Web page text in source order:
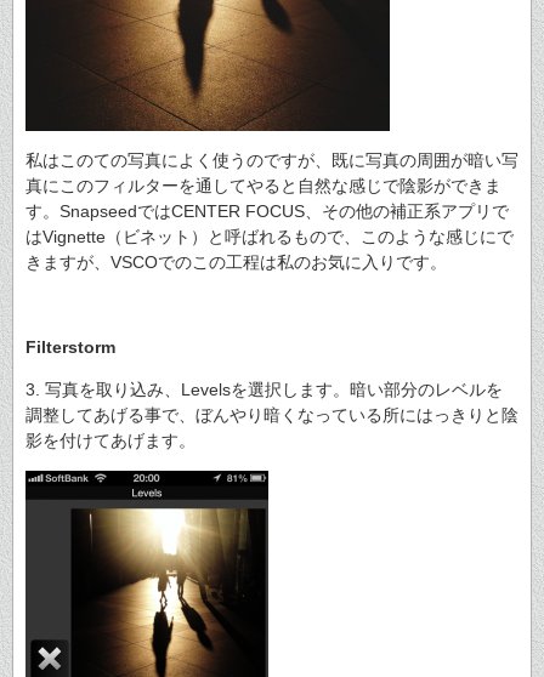
私はこのての写真によく使うのですが、既に写真の周囲が暗い写
真にこのフィルターを通してやると自然な感じで陰影ができま
す。SnapseedではCENTER FOCUS、その他の補正系アプリで
はVignette（ビネット）と呼ばれるもので、このような感じにで
きますが、VSCOでのこの工程は私のお気に入りです。
Filterstorm
3. 写真を取り込み、Levelsを選択します。暗い部分のレベルを
調整してあげる事で、ぼんやり暗くなっている所にはっきりと陰
影を付けてあげます。